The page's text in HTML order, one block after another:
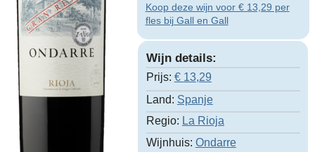
Koop deze wijn voor € 13,29 per
fles bij Gall en Gall
Wijn details:
Prijs: € 13,29
Land: Spanje
Regio: La Rioja
Wijnhuis: Ondarre